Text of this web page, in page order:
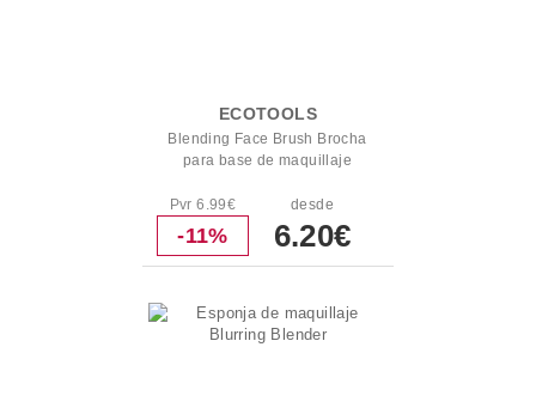
ECOTOOLS
Blending Face Brush Brocha
para base de maquillaje
Pvr 6.99€
-11%
desde
6.20€